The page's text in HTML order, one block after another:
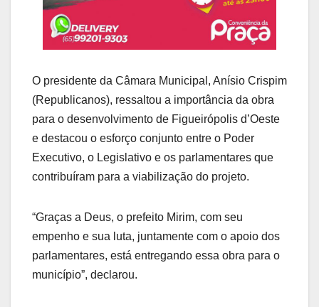
O presidente da Câmara Municipal, Anísio Crispim
(Republicanos), ressaltou a importância da obra
para o desenvolvimento de Figueirópolis d’Oeste
e destacou o esforço conjunto entre o Poder
Executivo, o Legislativo e os parlamentares que
contribuíram para a viabilização do projeto.
“Graças a Deus, o prefeito Mirim, com seu
empenho e sua luta, juntamente com o apoio dos
parlamentares, está entregando essa obra para o
município”, declarou.